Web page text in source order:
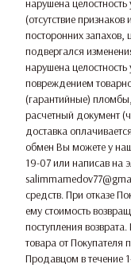
нарушена целостность
(отсутствие
посторонних запахов,
подвергался
нарушена целостность
повреждением
(гарантийные)
расчетный документ
доставка
обмен Вы можете у
19-07 или написав на
средств. При отказе
ему стоимость
поступления
товара от Покупателя
Продавцом в течение